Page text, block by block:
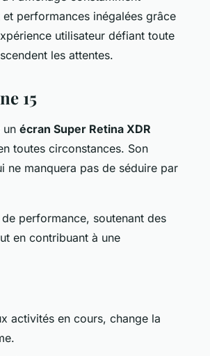
performances inégalées grâce
utilisateur défiant toute
les attentes.
15
un écran Super Retina XDR
toutes circonstances. Son
ne manquera pas de séduire par
performance, soutenant des
en contribuant à une
activités en cours, change la